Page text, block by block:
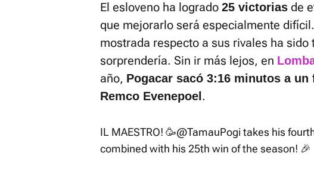
El esloveno ha logrado 25 victorias de
que mejorarlo será especialmente
mostrada respecto a sus rivales ha sido
sorprendería. Sin ir más lejos, en
año, Pogacar sacó 3:16 minutos a un
Remco Evenepoel .
IL MAESTRO! 🥳@TamauPogi takes his
combined with his 25th win of the season! 🎉